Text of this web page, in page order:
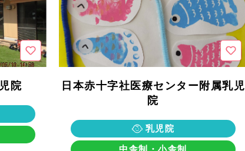
院
日本赤十字社医療センター附属乳児
院
乳児院
中舎制・小舎制